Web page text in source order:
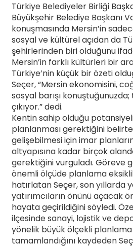
Türkiye Belediyeler Birliği
Büyükşehir Belediye Başkanı
konuşmasında Mersin’in
sosyal ve kültürel açıdan da
şehirlerinden biri olduğunu
Mersin’in farklı kültürleri bir
Türkiye’nin küçük bir özeti
Seçer, “Mersin ekonomisini,
sosyal barışı
çıkıyor.” dedi.
Kentin sahip olduğu
planlanması gerektiğini
gelişebilmesi için imar
altyapısına kadar birçok
gerektiğini vurguladı. Göreve
önemli ölçüde planlama
hatırlatan Seçer, son yıllarda
yatırımcıların önünü açacak
hayata geçirildiğini söyledi.
ilçesinde sanayi, lojistik ve
yönelik büyük ölçekli planlama
tamamlandığını kaydeden